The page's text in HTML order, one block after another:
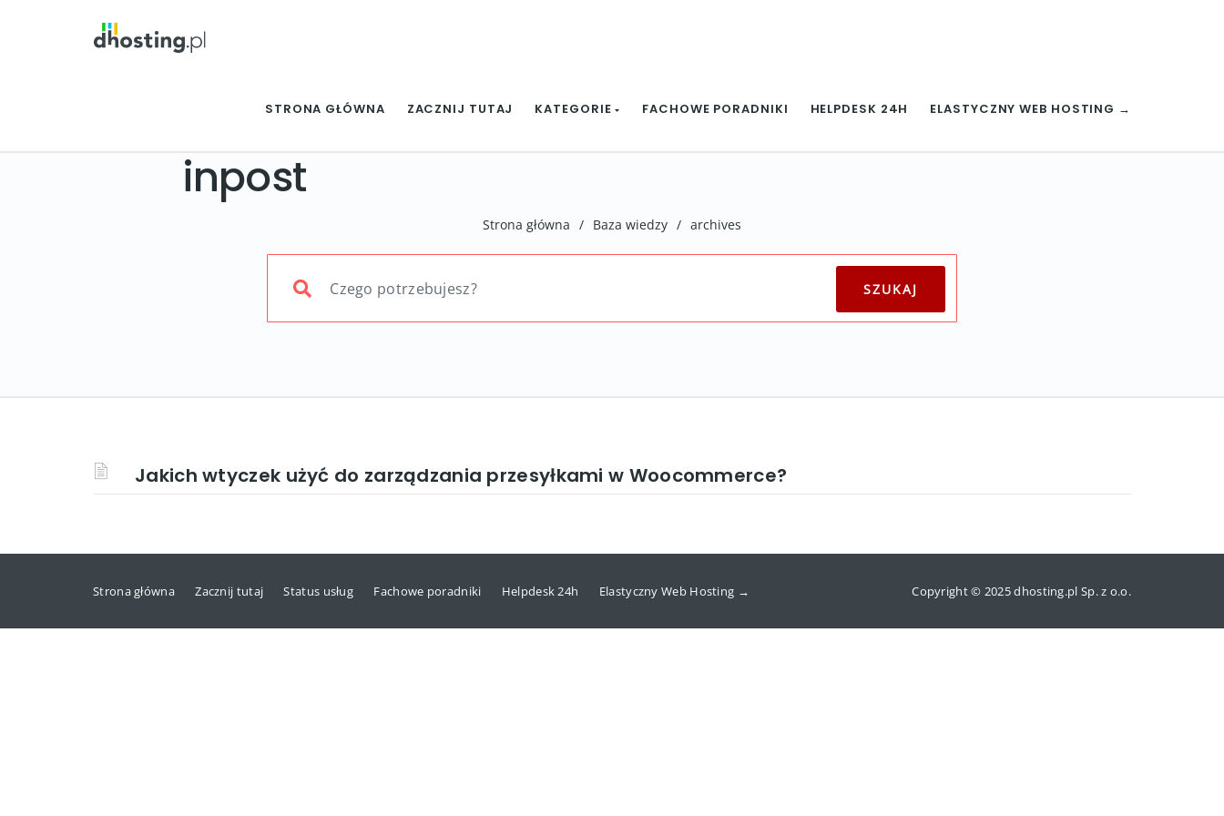
STRONA GŁÓWNA ZACZNIJ TUTAJ KATEGORIE FACHOWE PORADNIKI HELPDESK 24H ELASTYCZNY WEB HOSTING →
inpost
Strona główna / Baza wiedzy / archives
Jakich wtyczek użyć do zarządzania przesyłkami w Woocommerce?
Strona główna Zacznij tutaj Status usług Fachowe poradniki Helpdesk 24h Elastyczny Web Hosting → Copyright © 2025 dhosting.pl Sp. z o.o.